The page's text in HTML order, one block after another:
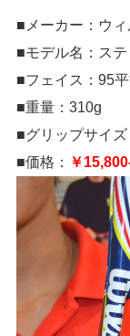
■メーカー：ウィ
■モデル名：ス
■フェイス：95
■重量：310g
■グリップサイズ
■価格： ￥